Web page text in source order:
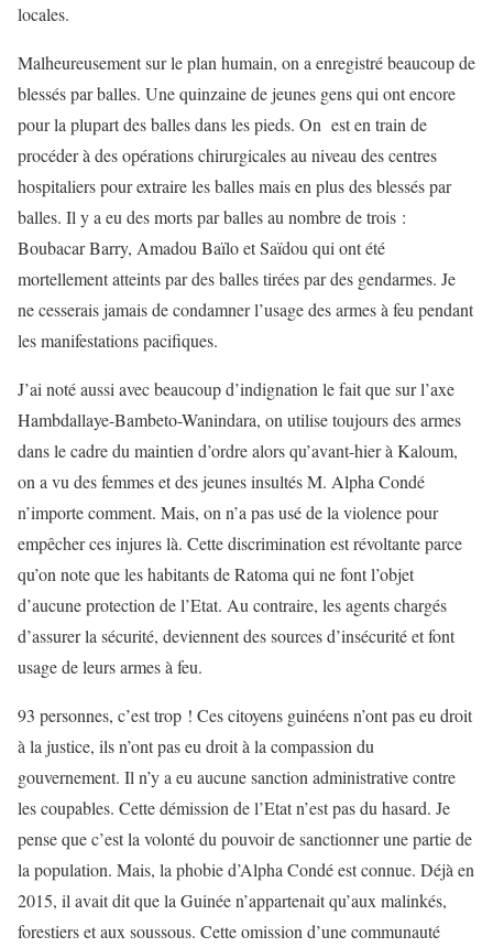
locales.
Malheureusement sur le plan humain, on a enregistré beaucoup de
blessés par balles. Une quinzaine de jeunes gens qui ont encore
pour la plupart des balles dans les pieds. On est en train de
procéder à des opérations chirurgicales au niveau des centres
hospitaliers pour extraire les balles mais en plus des blessés par
balles. Il y a eu des morts par balles au nombre de trois :
Boubacar Barry, Amadou Baïlo et Saïdou qui ont été
mortellement atteints par des balles tirées par des gendarmes. Je
ne cesserais jamais de condamner l’usage des armes à feu pendant
les manifestations pacifiques.
J’ai noté aussi avec beaucoup d’indignation le fait que sur l’axe
Hambdallaye-Bambeto-Wanindara, on utilise toujours des armes
dans le cadre du maintien d’ordre alors qu’avant-hier à Kaloum,
on a vu des femmes et des jeunes insultés M. Alpha Condé
n’importe comment. Mais, on n’a pas usé de la violence pour
empêcher ces injures là. Cette discrimination est révoltante parce
qu’on note que les habitants de Ratoma qui ne font l’objet
d’aucune protection de l’Etat. Au contraire, les agents chargés
d’assurer la sécurité, deviennent des sources d’insécurité et font
usage de leurs armes à feu.
93 personnes, c’est trop ! Ces citoyens guinéens n’ont pas eu droit
à la justice, ils n’ont pas eu droit à la compassion du
gouvernement. Il n’y a eu aucune sanction administrative contre
les coupables. Cette démission de l’Etat n’est pas du hasard. Je
pense que c’est la volonté du pouvoir de sanctionner une partie de
la population. Mais, la phobie d’Alpha Condé est connue. Déjà en
2015, il avait dit que la Guinée n’appartenait qu’aux malinkés,
forestiers et aux soussous. Cette omission d’une communauté